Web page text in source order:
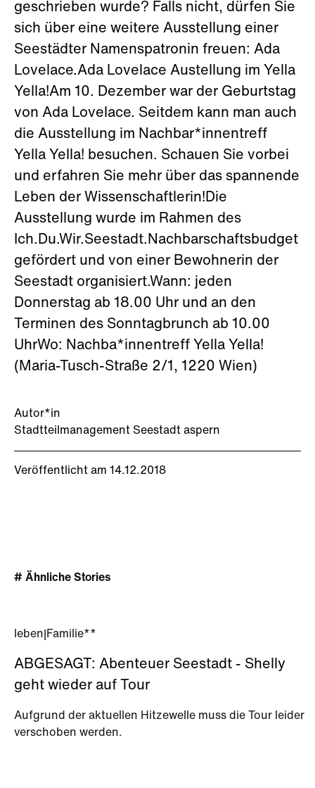
Autor*in
Stadtteilmanagement Seestadt aspern
Veröffentlicht am 14.12.2018
geschrieben wurde? Falls nicht, dürfen Sie
sich über eine weitere Ausstellung einer
Seestädter Namenspatronin freuen: Ada
Lovelace.Ada Lovelace Austellung im Yella
Yella!Am 10. Dezember war der Geburtstag
von Ada Lovelace. Seitdem kann man auch
die Ausstellung im Nachbar*innentreff
Yella Yella! besuchen. Schauen Sie vorbei
und erfahren Sie mehr über das spannende
Leben der Wissenschaftlerin!Die
Ausstellung wurde im Rahmen des
Ich.Du.Wir.Seestadt.Nachbarschaftsbudget
gefördert und von einer Bewohnerin der
Seestadt organisiert.Wann: jeden
Donnerstag ab 18.00 Uhr und an den
Terminen des Sonntagbrunch ab 10.00
UhrWo: Nachba*innentreff Yella Yella!
(Maria-Tusch-Straße 2/1, 1220 Wien)
# Ähnliche Stories
leben Familie**
ABGESAGT: Abenteuer Seestadt - Shelly
geht wieder auf Tour
Aufgrund der aktuellen Hitzewelle muss die Tour leider
verschoben werden.